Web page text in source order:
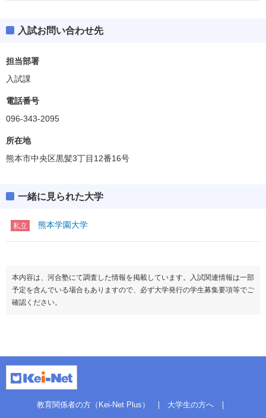
入試お問い合わせ先
担当部署
入試課
電話番号
096-343-2095
所在地
熊本市中央区黒髪3丁目12番16号
一緒に見られた大学
私立 熊本学園大学
本内容は、河合塾にて調査した情報を掲載しています。入試関連情報は一部
予定を含んでいる場合もありますので、必ず大学発行の学生募集要項等でご
確認ください。
教育関係者の方（Kei-Net Plus）
大学生の方へ